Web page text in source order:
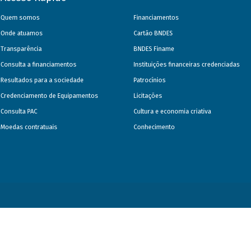
Quem somos
Onde atuamos
Transparência
Consulta a financiamentos
Resultados para a sociedade
Credenciamento de Equipamentos
Consulta PAC
Moedas contratuais
Financiamentos
Cartão BNDES
BNDES Finame
Instituições financeiras credenciadas
Patrocínios
Licitações
Cultura e economia criativa
Conhecimento